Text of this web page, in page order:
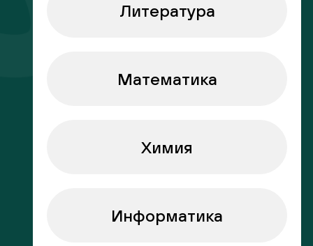
Литература
Математика
Химия
Информатика